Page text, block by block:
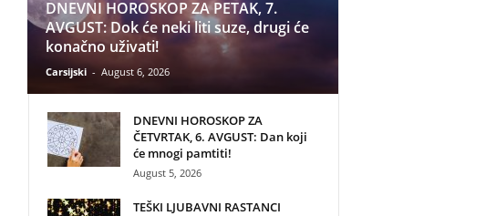
DNEVNI HOROSKOP ZA PETAK, 7.
AVGUST: Dok će neki liti suze, drugi će
konačno uživati!
Carsijski - August 6, 2026
DNEVNI HOROSKOP ZA
ČETVRTAK, 6. AVGUST: Dan koji
će mnogi pamtiti!
August 5, 2026
TEŠKI LJUBAVNI RASTANCI